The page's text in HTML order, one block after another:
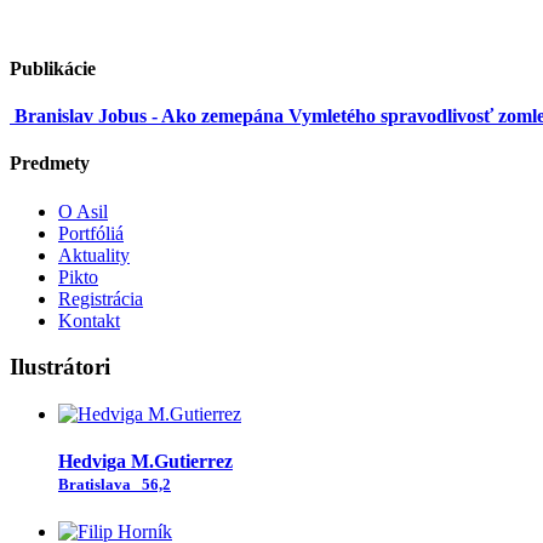
Publikácie
Branislav Jobus - Ako zemepána Vymletého spravodlivosť
Predmety
O Asil
Portfóliá
Aktuality
Pikto
Registrácia
Kontakt
Ilustrátori
Hedviga M.Gutierrez
Bratislava 56,2